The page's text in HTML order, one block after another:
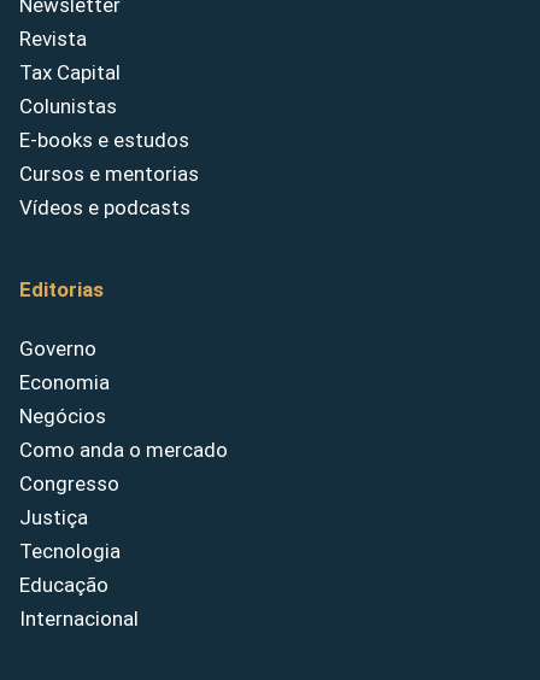
Newsletter
Revista
Tax Capital
Colunistas
E-books e estudos
Cursos e mentorias
Vídeos e podcasts
Editorias
Governo
Economia
Negócios
Como anda o mercado
Congresso
Justiça
Tecnologia
Educação
Internacional